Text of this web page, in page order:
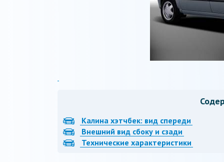
Калина хэтчбек: вид спереди
Внешний вид сбоку и сзади
Технические характеристики